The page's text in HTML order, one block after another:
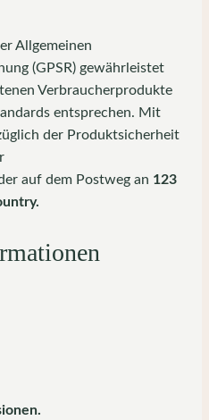
Allgemeinen
(GPSR) gewährleistet
Verbraucherprodukte
entsprechen. Mit
der Produktsicherheit
auf dem Postweg an 123